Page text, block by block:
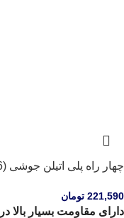
چهار راه پلی اتیلن جوشی (PE100,PN6) پلی ران
221,590 تومان
دارای مقاومت بسیار بالا